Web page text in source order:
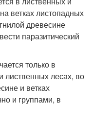
ветках листопадных
древесине
паразитический
только в
лесах, во
и ветках
и группами, в